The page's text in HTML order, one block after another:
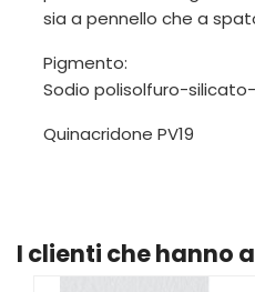
sia a pennello che a
Pigmento:
Sodio polisolfuro-silicato-
Quinacridone PV19
I clienti che hanno